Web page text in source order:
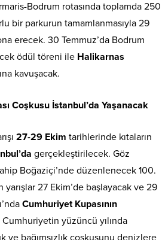
Bodrum rotasında toplamda 250
bir parkurun tamamlanmasıyla 29
erecek. 30 Temmuz’da Bodrum
ödül töreni ile Halikarnas
kavuşacak.
Coşkusu İstanbul’da Yaşanacak
27-29 Ekim tarihlerinde kıtaların
gerçekleştirilecek. Göz
Boğaziçi’nde düzenlenecek 100.
yarışlar 27 Ekim’de başlayacak ve 29
Cumhuriyet Kupasının
yüzüncü yılında